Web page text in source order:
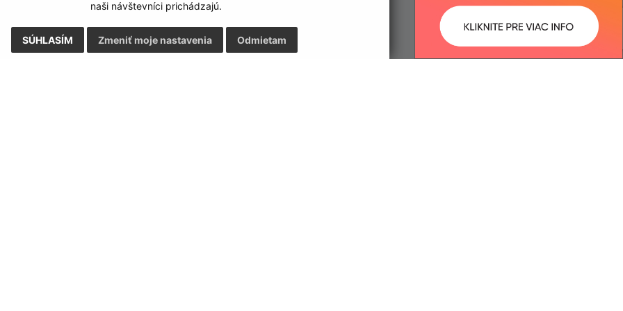
naši návštevníci prichádzajú.
SÚHLASÍM Odmietam
Zmeniť moje nastavenia